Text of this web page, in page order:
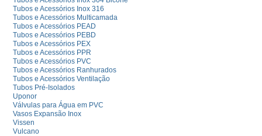
Tubos e Acessórios Inox 316
Tubos e Acessórios Multicamada
Tubos e Acessórios PEAD
Tubos e Acessórios PEBD
Tubos e Acessórios PEX
Tubos e Acessórios PPR
Tubos e Acessórios PVC
Tubos e Acessórios Ranhurados
Tubos e Acessórios Ventilação
Tubos Pré-Isolados
Uponor
Válvulas para Água em PVC
Vasos Expansão Inox
Vissen
Vulcano